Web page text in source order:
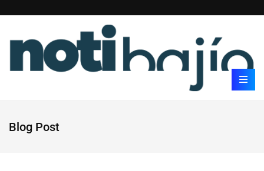
Blog Post